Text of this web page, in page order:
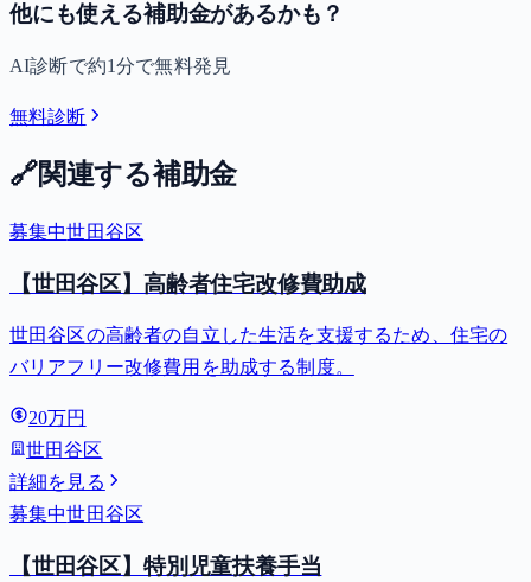
他にも使える補助金があるかも？
AI診断で約1分で無料発見
無料診断
🔗関連する補助金
募集中世田谷区
【世田谷区】高齢者住宅改修費助成
世田谷区の高齢者の自立した生活を支援するため、住宅の
バリアフリー改修費用を助成する制度。
20万円
世田谷区
詳細を見る
募集中世田谷区
【世田谷区】特別児童扶養手当